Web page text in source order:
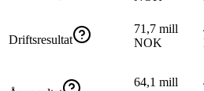
Driftsresultat
71,7 mill
NOK
64,1 mill